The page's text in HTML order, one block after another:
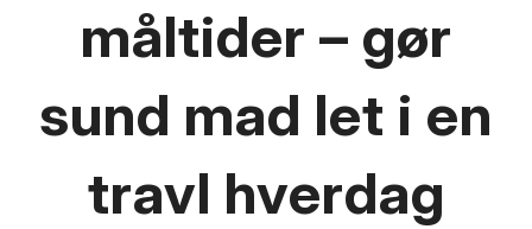
måltider – gør
sund mad let i en
travl hverdag